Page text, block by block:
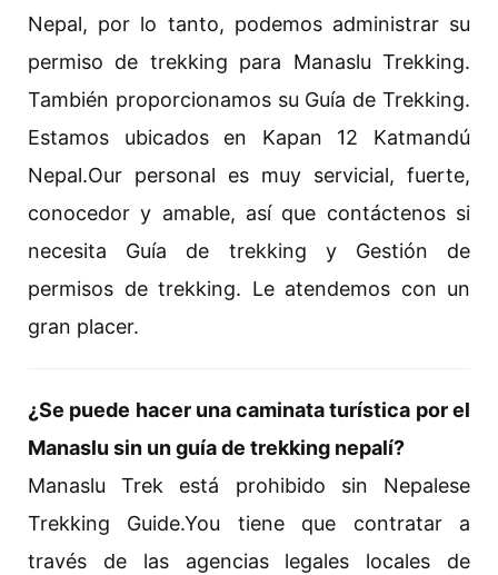
Nepal, por lo tanto, podemos administrar su
permiso de trekking para Manaslu Trekking.
También proporcionamos su Guía de Trekking.
Estamos ubicados en Kapan 12 Katmandú
Nepal.Our personal es muy servicial, fuerte,
conocedor y amable, así que contáctenos si
necesita Guía de trekking y Gestión de
permisos de trekking. Le atendemos con un
gran placer.
¿Se puede hacer una caminata turística por el
Manaslu sin un guía de trekking nepalí?
Manaslu Trek está prohibido sin Nepalese
Trekking Guide.You tiene que contratar a
través de las agencias legales locales de